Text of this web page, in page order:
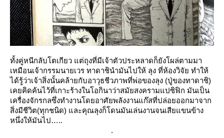
ทั้งคู่หนีกลับโตเกียว แต่ถุงที่มีเจ้าตัวประหลาดก็ยังโผล่ตามมา
เหมือนเจ้ากรรมนายเวร ทาดาชินำมันไปให้ ลุง ที่ห้องวิจัย ทำให้
ได้รู้ว่าเจ้าสิ่งนั้นคล้ายกับอาวุธชีวภาพที่พ่อของลุง (ปู่ของทาดาชิ)
เคยคิดค้นไว้ที่เกาะร้างในโอกินาว่าสมัยสงครามแปซิฟิก มันเป็น
เครื่องจักรกลซึ่งทำงานโดยอาศัยพลังงานแก๊สที่ปล่อยออกมาจาก
สิ่งมีชีวิต(ทุกชนิด) และคุณลุงก็โดนมันเล่นงานจนเสียแขนข้าง
หนึ่งให้มันไป…..
.